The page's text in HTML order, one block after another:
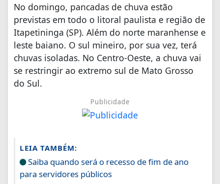
No domingo, pancadas de chuva estão
previstas em todo o litoral paulista e região de
Itapetininga (SP). Além do norte maranhense e
leste baiano. O sul mineiro, por sua vez, terá
chuvas isoladas. No Centro-Oeste, a chuva vai
se restringir ao extremo sul de Mato Grosso
do Sul.
Publicidade
LEIA TAMBÉM:
Saiba quando será o recesso de fim de ano
para servidores públicos